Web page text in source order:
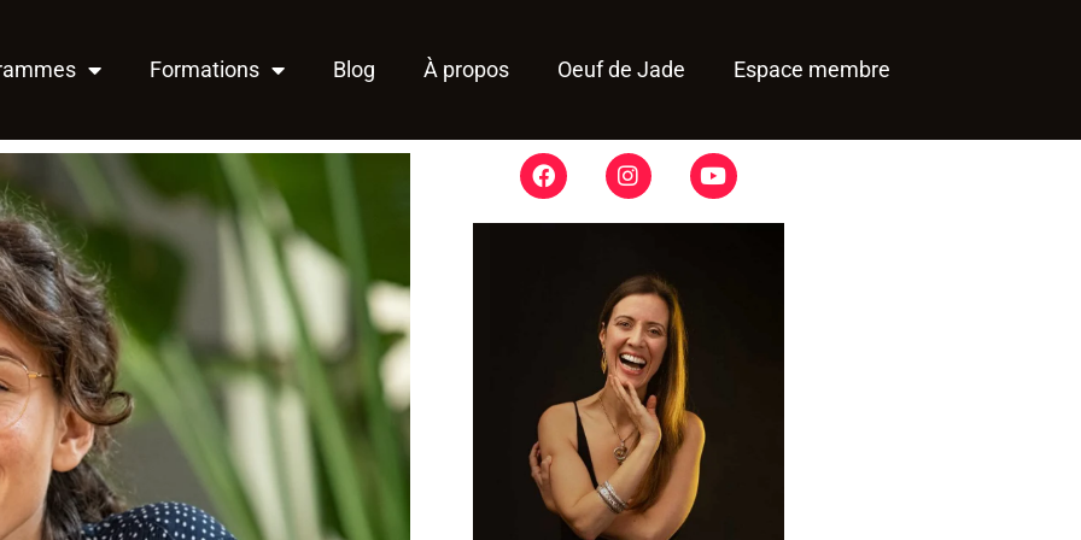
Formations Blog À propos Oeuf de Jade Espace membre